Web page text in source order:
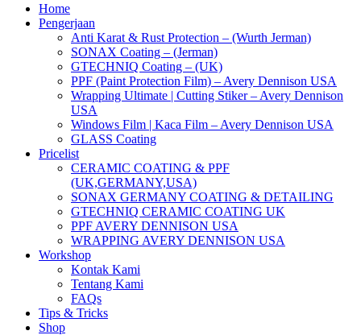
Home
Pengerjaan
Anti Karat & Rust Protection – (Wurth Jerman)
SONAX Coating – (Jerman)
GTECHNIQ Coating – (UK)
PPF (Paint Protection Film) – Avery Dennison USA
Wrapping Ultimate | Cutting Stiker – Avery Dennison
USA
Windows Film | Kaca Film – Avery Dennison USA
GLASS Coating
Pricelist
CERAMIC COATING & PPF
(UK,GERMANY,USA)
SONAX GERMANY COATING & DETAILING
GTECHNIQ CERAMIC COATING UK
PPF AVERY DENNISON USA
WRAPPING AVERY DENNISON USA
Workshop
Kontak Kami
Tentang Kami
FAQs
Tips & Tricks
Shop